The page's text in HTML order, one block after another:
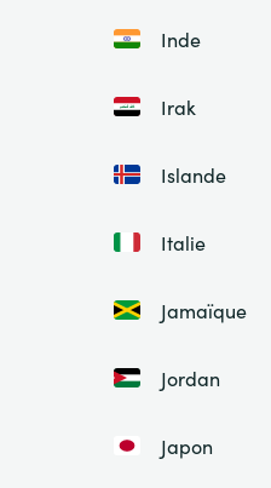
Inde
Irak
Islande
Italie
Jamaïque
Jordan
Japon